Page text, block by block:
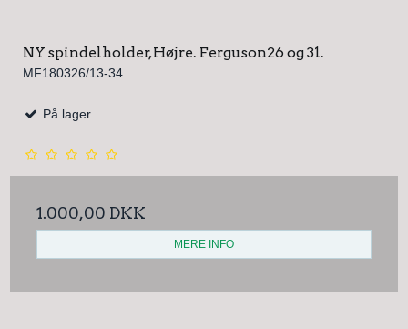
NY spindelholder, Højre. Ferguson26 og 31.
MF180326/13-34
På lager
1.000,00 DKK
MERE INFO